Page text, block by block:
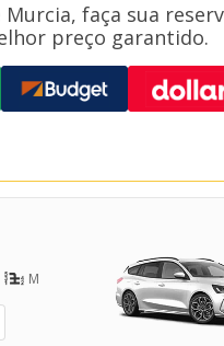
faça sua
preço garantido.
M